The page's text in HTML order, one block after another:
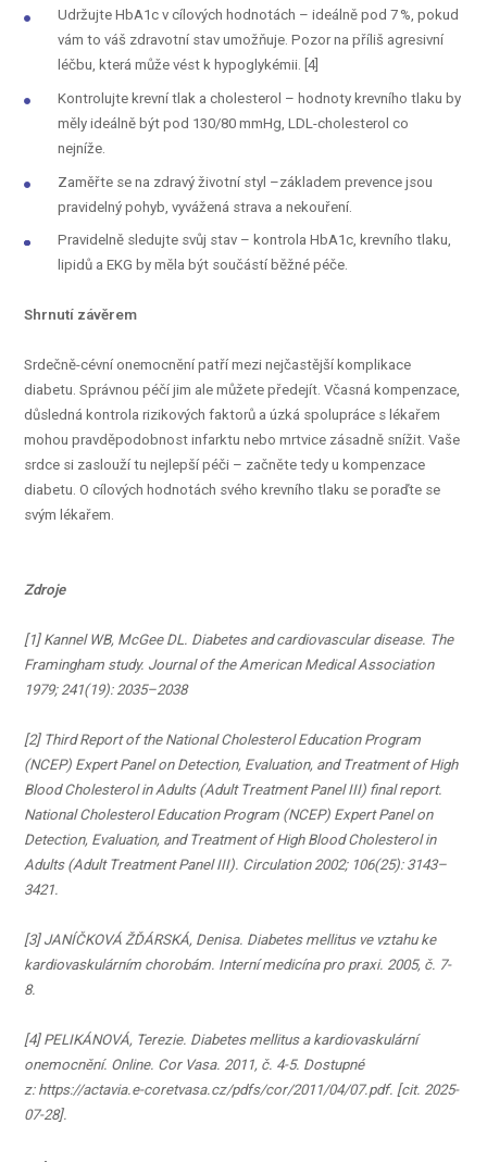
Udržujte HbA1c v cílových hodnotách – ideálně pod 7 %, pokud
vám to váš zdravotní stav umožňuje. Pozor na příliš agresivní
léčbu, která může vést k hypoglykémii. [4]
Kontrolujte krevní tlak a cholesterol – hodnoty krevního tlaku by
měly ideálně být pod 130/80 mmHg, LDL-cholesterol co
nejníže.
Zaměřte se na zdravý životní styl –základem prevence jsou
pravidelný pohyb, vyvážená strava a nekouření.
Pravidelně sledujte svůj stav – kontrola HbA1c, krevního tlaku,
lipidů a EKG by měla být součástí běžné péče.
Shrnutí závěrem
Srdečně-cévní onemocnění patří mezi nejčastější komplikace
diabetu. Správnou péčí jim ale můžete předejít. Včasná kompenzace,
důsledná kontrola rizikových faktorů a úzká spolupráce s lékařem
mohou pravděpodobnost infarktu nebo mrtvice zásadně snížit. Vaše
srdce si zaslouží tu nejlepší péči – začněte tedy u kompenzace
diabetu. O cílových hodnotách svého krevního tlaku se poraďte se
svým lékařem.
Zdroje
[1] Kannel WB, McGee DL. Diabetes and cardiovascular disease. The
Framingham study. Journal of the American Medical Association
1979; 241(19): 2035–2038
[2] Third Report of the National Cholesterol Education Program
(NCEP) Expert Panel on Detection, Evaluation, and Treatment of High
Blood Cholesterol in Adults (Adult Treatment Panel III) final report.
National Cholesterol Education Program (NCEP) Expert Panel on
Detection, Evaluation, and Treatment of High Blood Cholesterol in
Adults (Adult Treatment Panel III). Circulation 2002; 106(25): 3143–
3421.
[3] JANÍČKOVÁ ŽĎÁRSKÁ, Denisa. Diabetes mellitus ve vztahu ke
kardiovaskulárním chorobám. Interní medicína pro praxi. 2005, č. 7-
8.
[4] PELIKÁNOVÁ, Terezie. Diabetes mellitus a kardiovaskulární
onemocnění. Online. Cor Vasa. 2011, č. 4-5. Dostupné
z: https://actavia.e-coretvasa.cz/pdfs/cor/2011/04/07.pdf. [cit. 2025-
07-28].